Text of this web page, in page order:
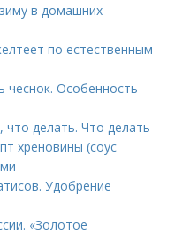
в домашних
по естественным
Особенность
делать. Что делать
хреновины (соус
Удобрение
«Золотое